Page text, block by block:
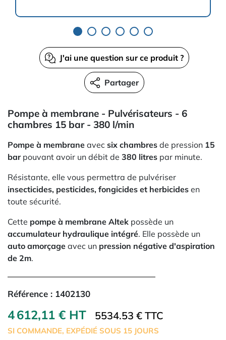
J'ai une question sur ce produit ?
Partager
Pompe à membrane - Pulvérisateurs - 6
chambres 15 bar - 380 l/min
Pompe à membrane avec six chambres de pression 15
barpouvant avoir un débit de 380 litres par minute.
Résistante, elle vous permettra de pulvériser
insecticides, pesticides, fongicides et herbicides en
toute sécurité.
Cette pompe à membrane Altek possède un
accumulateur hydraulique intégré. Elle possède un
auto amorçage avec un pression négative d'aspiration
de 2m.
Référence : 1402130
4 612,11 € HT 5534.53 € TTC
SI COMMANDE, EXPÉDIÉ SOUS 15 JOURS